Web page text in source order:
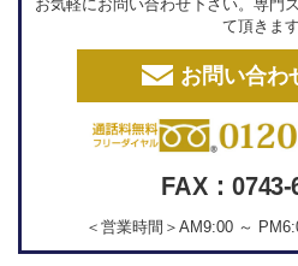
お気軽にお問い合わせ下さい。専門
て頂きます
お問い合わ
FAX：0743-
＜営業時間＞AM9:00 ～